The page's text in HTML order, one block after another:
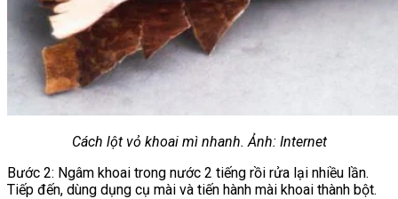
Cách lột vỏ khoai mì nhanh. Ảnh: Internet
Bước 2: Ngâm khoai trong nước 2 tiếng rồi rửa lại nhiều lần.
Tiếp đến, dùng dụng cụ mài và tiến hành mài khoai thành bột.